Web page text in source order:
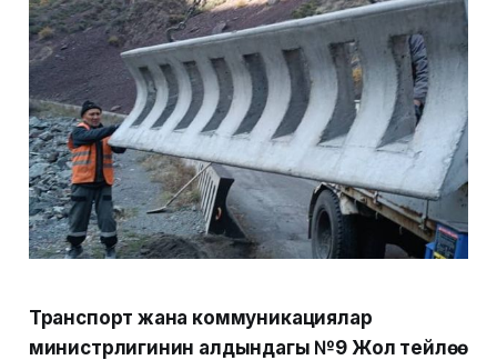
Транспорт жана коммуникациялар
министрлигинин алдындагы №9 Жол тейлɵɵ